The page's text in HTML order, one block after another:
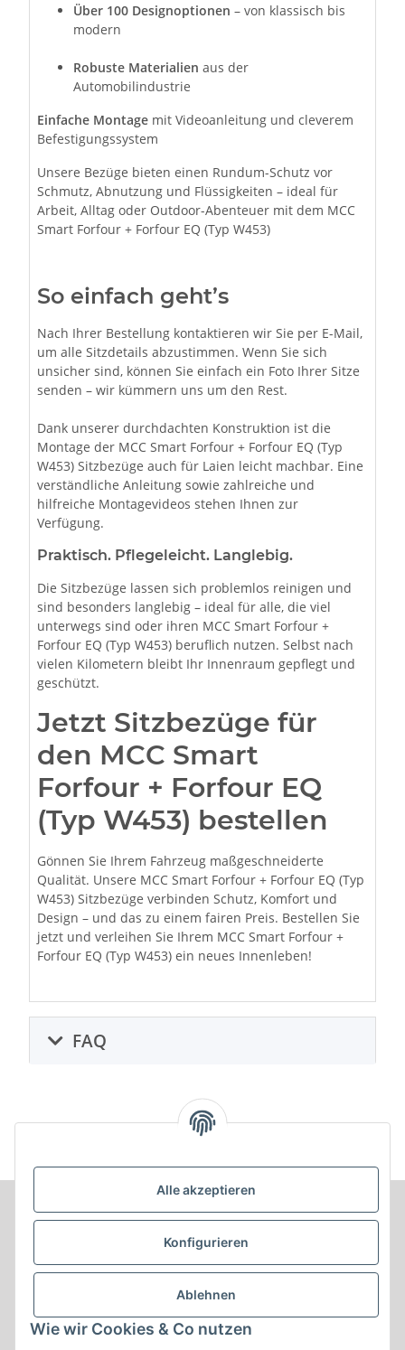
Alle akzeptieren
Konfigurieren
Ablehnen
Wie wir Cookies & Co nutzen
Über 100 Designoptionen – von klassisch bis
modern
Robuste Materialien aus der
Automobilindustrie
Einfache Montage mit Videoanleitung und cleverem
Befestigungssystem
Unsere Bezüge bieten einen Rundum-Schutz vor
Schmutz, Abnutzung und Flüssigkeiten – ideal für
Arbeit, Alltag oder Outdoor-Abenteuer mit dem MCC
Smart Forfour + Forfour EQ (Typ W453)
So einfach geht’s
Nach Ihrer Bestellung kontaktieren wir Sie per E-Mail,
um alle Sitzdetails abzustimmen. Wenn Sie sich
unsicher sind, können Sie einfach ein Foto Ihrer Sitze
senden – wir kümmern uns um den Rest.
Dank unserer durchdachten Konstruktion ist die
Montage der MCC Smart Forfour + Forfour EQ (Typ
W453) Sitzbezüge auch für Laien leicht machbar. Eine
verständliche Anleitung sowie zahlreiche und
hilfreiche Montagevideos stehen Ihnen zur
Verfügung.
Praktisch. Pflegeleicht. Langlebig.
Die Sitzbezüge lassen sich problemlos reinigen und
sind besonders langlebig – ideal für alle, die viel
unterwegs sind oder ihren MCC Smart Forfour +
Forfour EQ (Typ W453) beruflich nutzen. Selbst nach
vielen Kilometern bleibt Ihr Innenraum gepflegt und
geschützt.
Jetzt Sitzbezüge für
den MCC Smart
Forfour + Forfour EQ
(Typ W453) bestellen
Gönnen Sie Ihrem Fahrzeug maßgeschneiderte
Qualität. Unsere MCC Smart Forfour + Forfour EQ (Typ
W453) Sitzbezüge verbinden Schutz, Komfort und
Design – und das zu einem fairen Preis. Bestellen Sie
jetzt und verleihen Sie Ihrem MCC Smart Forfour +
Forfour EQ (Typ W453) ein neues Innenleben!
FAQ
Informationen
Produkt Informationen
Shop Informationen